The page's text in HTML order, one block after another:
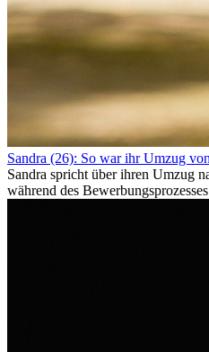
Sandra (26): So war ihr Umzug
Sandra spricht über ihren Umzug
während des